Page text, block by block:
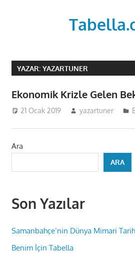
YAZAR: YAZARTUNER
Ekonomik Krizle Gelen
21 Ocak 2019 yazartuner
Ara
ARA
Son Yazılar
Samanbahçe’nin Dünya Mimari
Benim İçin Tabella